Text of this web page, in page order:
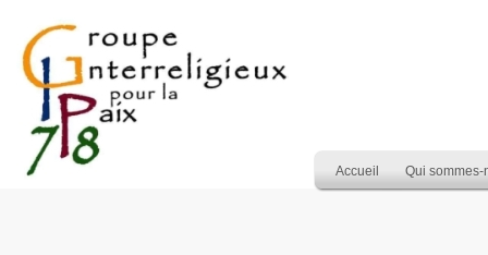
Accueil Qui sommes-